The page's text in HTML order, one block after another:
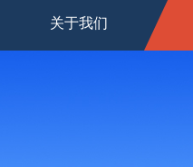
关于我们